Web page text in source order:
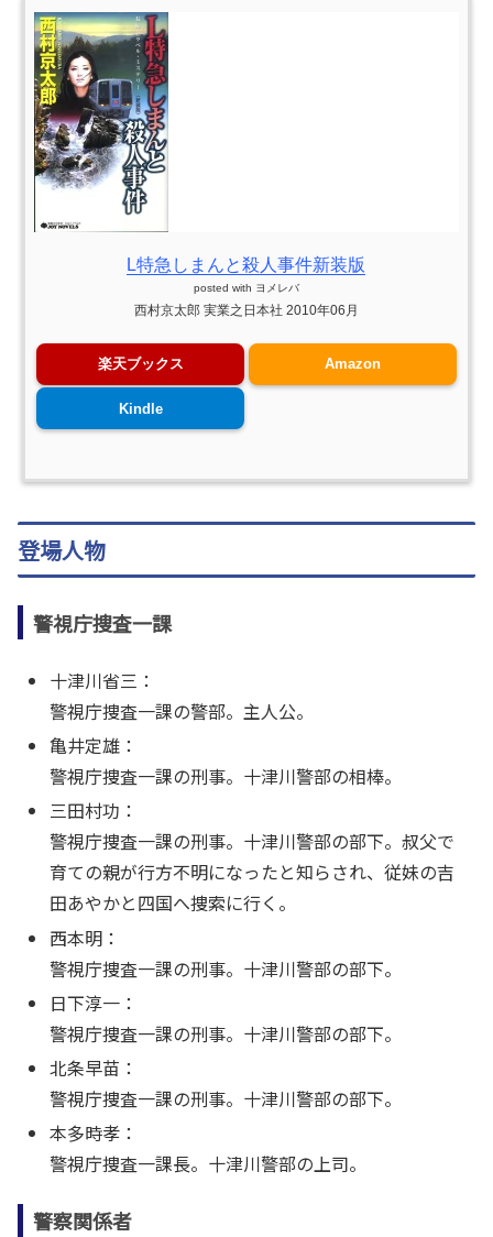
L特急しまんと殺人事件新装版
posted with ヨメレバ
西村京太郎 実業之日本社 2010年06月
楽天ブックス Amazon
Kindle
登場人物
警視庁捜査一課
十津川省三：
警視庁捜査一課の警部。主人公。
亀井定雄：
警視庁捜査一課の刑事。十津川警部の相棒。
三田村功：
警視庁捜査一課の刑事。十津川警部の部下。叔父で
育ての親が行方不明になったと知らされ、従妹の吉
田あやかと四国へ捜索に行く。
西本明：
警視庁捜査一課の刑事。十津川警部の部下。
日下淳一：
警視庁捜査一課の刑事。十津川警部の部下。
北条早苗：
警視庁捜査一課の刑事。十津川警部の部下。
本多時孝：
警視庁捜査一課長。十津川警部の上司。
警察関係者